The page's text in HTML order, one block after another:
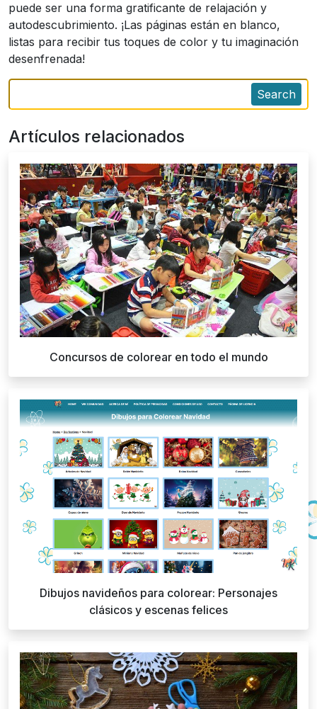
puede ser una forma gratificante de relajación y
autodescubrimiento. ¡Las páginas están en blanco,
listas para recibir tus toques de color y tu imaginación
desenfrenada!
Search
Artículos relacionados
Concursos de colorear en todo el mundo
Dibujos navideños para colorear: Personajes
clásicos y escenas felices